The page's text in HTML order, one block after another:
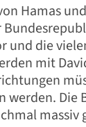
Hamas
und die
mit
werden. Die
massiv